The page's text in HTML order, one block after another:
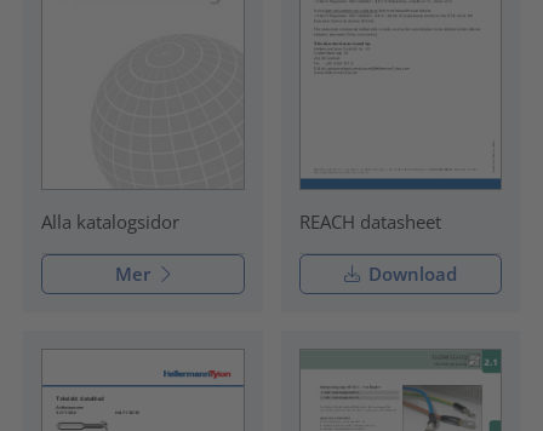
Alla katalogsidor
Mer
REACH datasheet
Download